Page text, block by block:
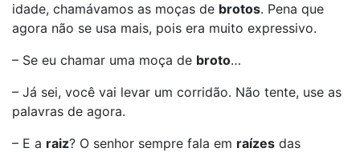
idade, chamávamos as moças de brotos. Pena que
agora não se usa mais, pois era muito expressivo.
– Se eu chamar uma moça de broto…
– Já sei, você vai levar um corridão. Não tente, use as
palavras de agora.
– E a raiz? O senhor sempre fala em raízes das